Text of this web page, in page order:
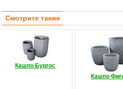
Смотрите также
Кашпо Бургос
Кашпо